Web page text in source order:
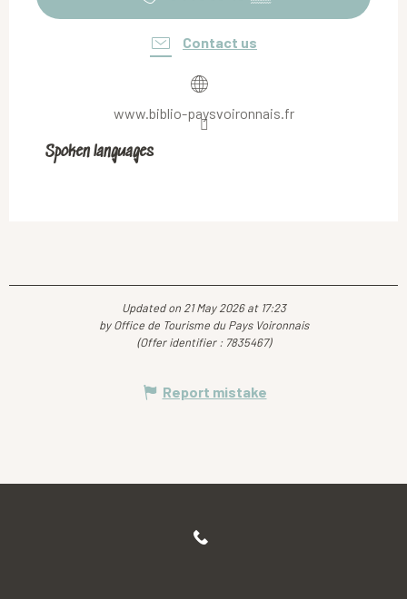
Contact us
www.biblio-paysvoironnais.fr
Spoken languages
Spoken languages
Updated on 21 May 2026 at 17:23
by Office de Tourisme du Pays Voironnais
(Offer identifier : 7835467)
Report mistake